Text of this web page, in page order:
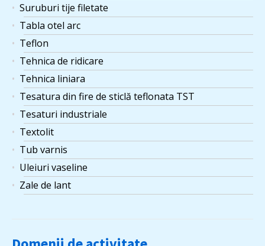
Suruburi tije filetate
Tabla otel arc
Teflon
Tehnica de ridicare
Tehnica liniara
Tesatura din fire de sticlă teflonata TST
Tesaturi industriale
Textolit
Tub varnis
Uleiuri vaseline
Zale de lant